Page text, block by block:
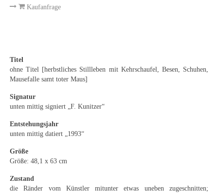
Karl Otto Hy
Richard Sprick
Weitere Künstler 1900-1945
Kunst nach 1945
Helmut Diekmann
August Lange-Brock
Ludwig (Luis) Neu
Kaufanfrage
Titel
ohne Titel [herbstliches Stillleben mit Kehrschaufel, Besen, Schuhen,
Mausefalle samt toter Maus]
Signatur
unten mittig signiert „F. Kunitzer“
Entstehungsjahr
unten mittig datiert „1993“
Größe
Größe: 48,1 x 63 cm
Zustand
die Ränder vom Künstler mitunter etwas uneben zugeschnitten;